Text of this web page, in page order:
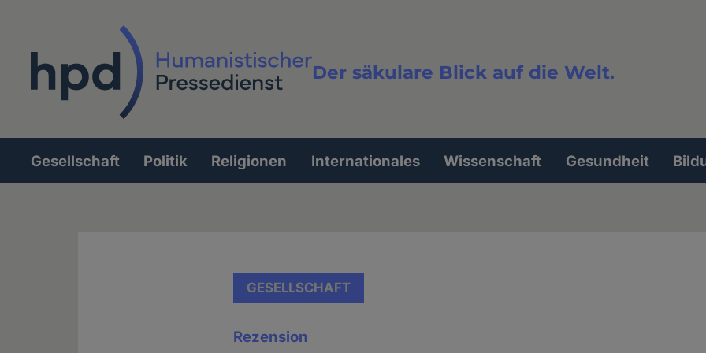
Der säkulare Blick auf die Welt.
Volltextsuche
Hauptnavigation
Gesellschaft Politik Religionen Internationales Wissenschaft Gesundheit
GESELLSCHAFT
Rezension